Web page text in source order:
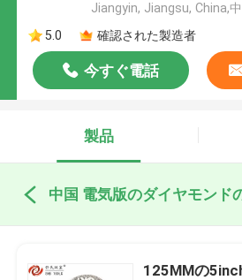
Jiangyin, Jiangsu, China,
5.0
確認された製造者
今すぐ電話
製品
中国 電気版のダイヤモンド
125MMの